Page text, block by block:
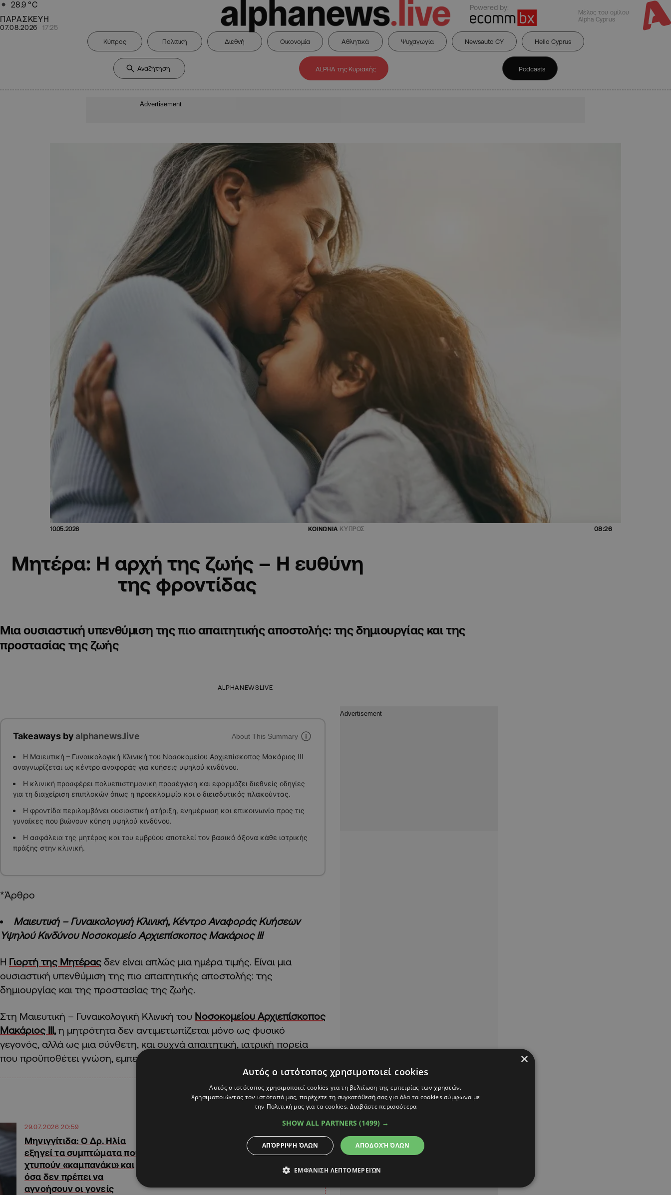
28.9 °C
ΠΑΡΑΣΚΕΥΗ
07.08.2026 17:25
Powered by:
Μέλος του ομίλου
Alpha Cyprus
Κύπρος Πολιτική Διεθνή Οικονομία Αθλητικά Ψυχαγωγία Newsauto CY Hello Cyprus
ALPHA της Κυριακής Podcasts
Advertisement
10.05.2026 ΚΟΙΝΩΝΙΑ ΚΥΠΡΟΣ 08:26
Μητέρα: Η αρχή της ζωής – Η ευθύνη
της φροντίδας
Μια ουσιαστική υπενθύμιση της πιο απαιτητικής αποστολής: της δημιουργίας και της
προστασίας της ζωής
ALPHANEWSLIVE
Takeaways byalphanews.live About This Summary
Η Μαιευτική – Γυναικολογική Κλινική του Νοσοκομείου Αρχιεπίσκοπος Μακάριος ΙΙΙ
αναγνωρίζεται ως κέντρο αναφοράς για κυήσεις υψηλού κινδύνου.
Η κλινική προσφέρει πολυεπιστημονική προσέγγιση και εφαρμόζει διεθνείς οδηγίες
για τη διαχείριση επιπλοκών όπως η προεκλαμψία και ο διεισδυτικός πλακούντας.
Η φροντίδα περιλαμβάνει ουσιαστική στήριξη, ενημέρωση και επικοινωνία προς τις
γυναίκες που βιώνουν κύηση υψηλού κινδύνου.
Η ασφάλεια της μητέρας και του εμβρύου αποτελεί τον βασικό άξονα κάθε ιατρικής
πράξης στην κλινική.
*Άρθρο
Μαιευτική – Γυναικολογική Κλινική, Κέντρο Αναφοράς Κυήσεων
Υψηλού Κινδύνου Νοσοκομείο Αρχιεπίσκοπος Μακάριος ΙΙΙ
Η Γιορτή της Μητέρας δεν είναι απλώς μια ημέρα τιμής. Είναι μια
ουσιαστική υπενθύμιση της πιο απαιτητικής αποστολής: της
δημιουργίας και της προστασίας της ζωής.
Στη Μαιευτική – Γυναικολογική Κλινική του Νοσοκομείου Αρχιεπίσκοπος
Μακάριος ΙΙΙ, η μητρότητα δεν αντιμετωπίζεται μόνο ως φυσικό
γεγονός, αλλά ως μια σύνθετη, και συχνά απαιτητική, ιατρική πορεία
που προϋποθέτει γνώση, εμπειρία και συνέπεια.
29.07.2026 20:59
Mηνιγγίτιδα: Ο Δρ. Ηλία
εξηγεί τα συμπτώματα που
χτυπούν «καμπανάκι» και
όσα δεν πρέπει να
αγνοήσουν οι γονείς
×
Αυτός ο ιστότοπος χρησιμοποιεί cookies
Αυτός ο ιστότοπος χρησιμοποιεί cookies για τη βελτίωση της εμπειρίας των χρηστών.
Χρησιμοποιώντας τον ιστότοπό μας, παρέχετε τη συγκατάθεσή σας για όλα τα cookies σύμφωνα με
την Πολιτική μας για τα cookies.Διαβάστε περισσότερα
SHOW ALL PARTNERS (1499) →
ΑΠΟΔΟΧΉ ΌΛΩΝ
ΑΠΌΡΡΙΨΗ ΌΛΩΝ
ΕΜΦΆΝΙΣΗ ΛΕΠΤΟΜΕΡΕΙΏΝ